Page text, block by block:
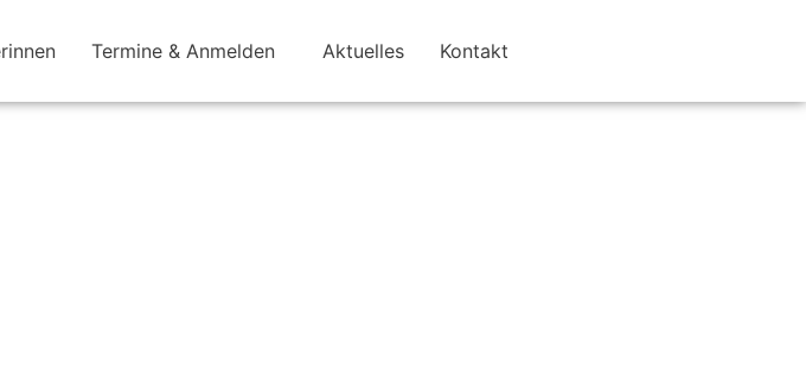
Termine & Anmelden Aktuelles Kontakt